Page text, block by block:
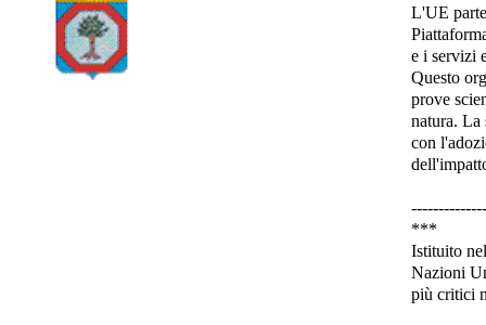
L'UE
e i servizi
Questo
prove
natura. La
con
***
Istituito
Nazioni
più critici